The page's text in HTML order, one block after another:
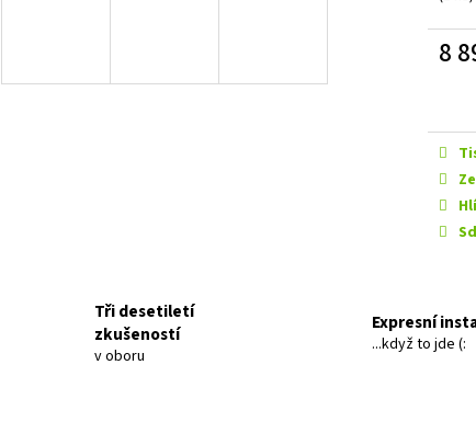
8
Tři desetiletí
zkušeností
v oboru
Expresní
...když to jde (: